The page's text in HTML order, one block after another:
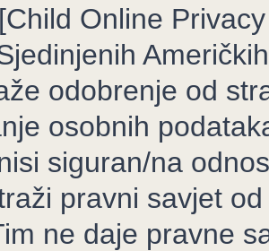
Online
odobrenje od
osobnih
siguran/na
pravni savjet
ne daje pravne